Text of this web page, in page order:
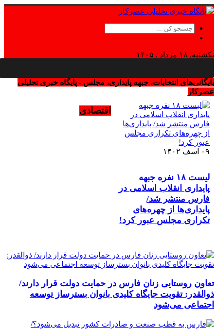
یکشنبه, ۱۸ مرداد , ۱۴۰۵
بایگانی‌های انتخابات، جبهه پایداری‌، مجلس - پایگاه خبری تحلیلی
عصرکار
۰۹ اسف ۱۴۰۲
لیست ۱۸ نفره جبهه
پایداری انقلاب اسلامی در
فارس منتشر شد/
پایداری‌ها از چهره‌های
تکراری مجلس عبور کرد!
اقتصادی
تعاون روستایی زنان فارس در حمایت دولت قرار دارند/
ذوالقدر: تقویت جایگاه کلیدی بانوان بسترساز توسعه
اجتماعی می‌شود